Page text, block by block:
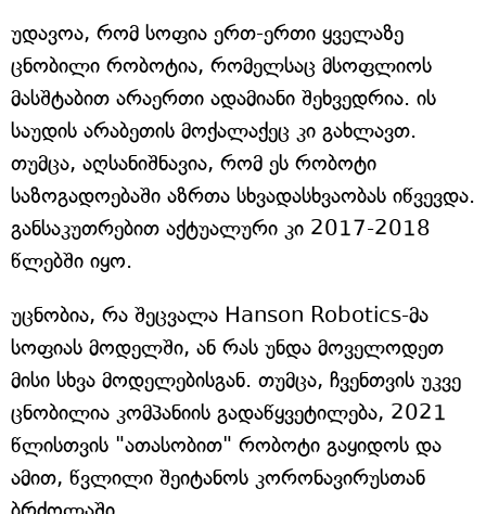
უდავოა, რომ სოფია ერთ-ერთი ყველაზე
ცნობილი რობოტია, რომელსაც მსოფლიოს
მასშტაბით არაერთი ადამიანი შეხვედრია. ის
საუდის არაბეთის მოქალაქეც კი გახლავთ.
თუმცა, აღსანიშნავია, რომ ეს რობოტი
საზოგადოებაში აზრთა სხვადასხვაობას იწვევდა.
განსაკუთრებით აქტუალური კი 2017-2018
წლებში იყო.
უცნობია, რა შეცვალა Hanson Robotics-მა
სოფიას მოდელში, ან რას უნდა მოველოდეთ
მისი სხვა მოდელებისგან. თუმცა, ჩვენთვის უკვე
ცნობილია კომპანიის გადაწყვეტილება, 2021
წლისთვის "ათასობით" რობოტი გაყიდოს და
ამით, წვლილი შეიტანოს კორონავირუსთან